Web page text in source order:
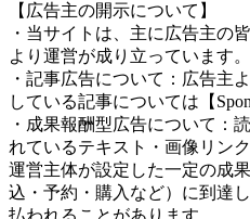
【広告主の開示について】
・当サイトは、主に広告主の
より運営が成り立っています。
・記事広告について：広告主
している記事については【
・成果報酬型広告について：
れているテキスト・画像リン
運営主体が設定した一定の成
込・予約・購入など）に到達
払われることがあります。